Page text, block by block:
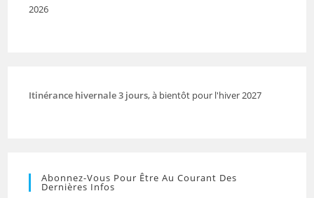
2026
Itinérance hivernale 3 jours, à bientôt pour l'hiver 2027
Abonnez-Vous Pour Être Au Courant Des
Dernières Infos